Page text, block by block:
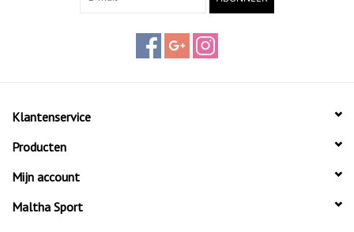
Klantenservice
Producten
Mijn account
Maltha Sport